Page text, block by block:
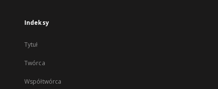
Indeksy
Tytuł
Twórca
Współtwórca